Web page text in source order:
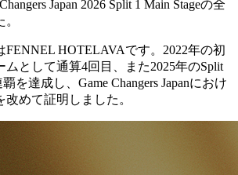
Japan 2026 Split 1 Main Stageの全
FENNEL HOTELAVAです。2022年の初
として通算4回目、また2025年のSplit
を達成し、Game Changers Japanにおけ
めて証明しました。